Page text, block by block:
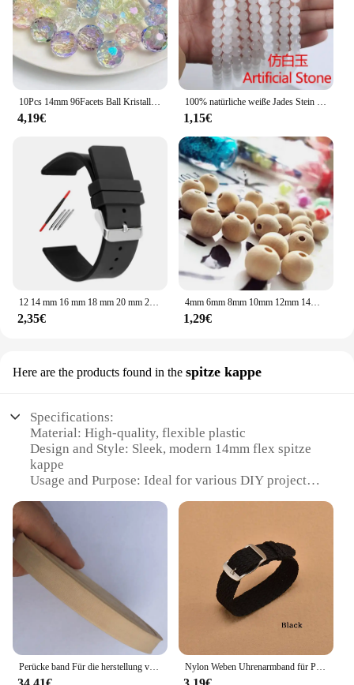
4,19€ 1,15€
12 14 mm 16 mm 18 mm 20 mm 22 mm 24 mm Silikon-Uhrenarmband für Herren und Damen, Ersatzarmband aus weichem Gummi für Seiko für Huawei Watch Gt2/3/4
2,35€
4mm 6mm 8mm 10mm 12mm 14mm 16mm 18mm 20mm 25mm 30mm 35mm 40mm Natur Farbe Runde Holz Perlen Für DIY Machen Zubehör K05013
1,29€
Here are the products found in the spitze kappe
Specifications:
Material: High-quality, flexible plastic
Design and Style: Sleek, modern 14mm flex spitze
kappe
Usage and Purpose: Ideal for various DIY projects
Shape or Size: Compact and versatile 14mm
diameter
Performance and Property: Durable and resistant to
wear
Parts and Accessories: Available in sets for
convenience
Features:
**Versatile Crafting Companion**
Perücke band Für die herstellung von Perücken Spandex Gürtel Trim Nähen/Band Kleidung Flex Nähen Material Elastische 50 yards/Roll und breite ist 14mm Nylon Weben Uhrenarmband für Perlon Armband Armband Frauen Männer Armband Uhr Zubehör 14mm 16mm 18mm 20mm 22mm Sport Band